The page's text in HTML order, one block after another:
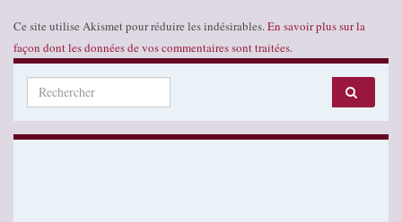
Ce site utilise Akismet pour réduire les indésirables. En savoir plus sur la
façon dont les données de vos commentaires sont traitées.
Search for: